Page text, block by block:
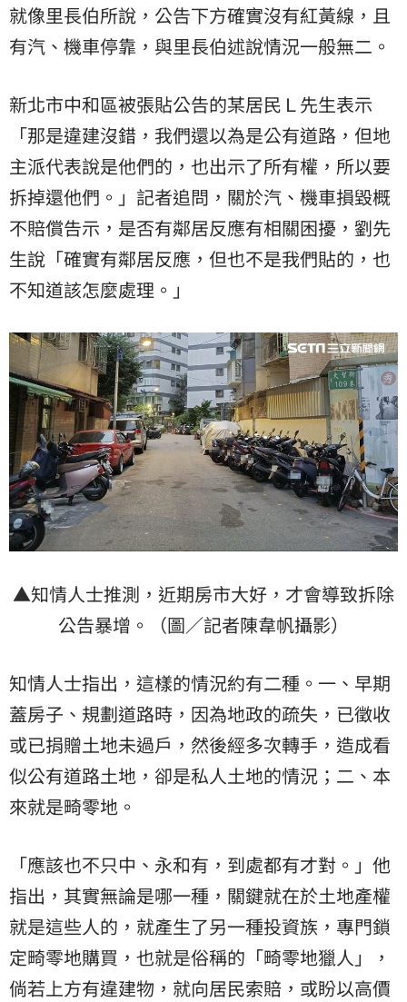
就像里長伯所說，公告下方確實沒有紅黃線，且
有汽、機車停靠，與里長伯述說情況一般無二。
新北市中和區被張貼公告的某居民Ｌ先生表示
「那是違建沒錯，我們還以為是公有道路，但地
主派代表說是他們的，也出示了所有權，所以要
拆掉還他們。」記者追問，關於汽、機車損毀概
不賠償告示，是否有鄰居反應有相關困擾，劉先
生說「確實有鄰居反應，但也不是我們貼的，也
不知道該怎麼處理。」
▲知情人士推測，近期房市大好，才會導致拆除
公告暴增。（圖／記者陳韋帆攝影）
知情人士指出，這樣的情況約有二種。一、早期
蓋房子、規劃道路時，因為地政的疏失，已徵收
或已捐贈土地未過戶，然後經多次轉手，造成看
似公有道路土地，卻是私人土地的情況；二、本
來就是畸零地。
「應該也不只中、永和有，到處都有才對。」他
指出，其實無論是哪一種，關鍵就在於土地產權
就是這些人的，就產生了另一種投資族，專門鎖
定畸零地購買，也就是俗稱的「畸零地獵人」，
倘若上方有違建物，就向居民索賠，或盼以高價